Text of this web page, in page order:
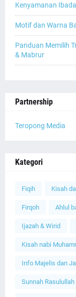
Kenyamanan
Motif dan Warna
Panduan Memilih
& Mabrur
Partnership
Teropong Media
Kategori
Fiqih Kisah
Firqoh Ahlul
Ijazah & Wirid
Kisah nabi
Info Majelis dan
Sunnah Rasulullah